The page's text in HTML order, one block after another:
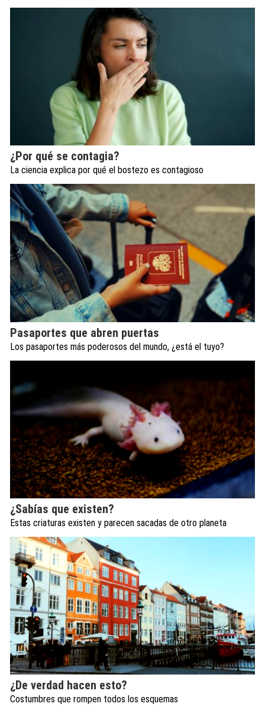
¿Por qué se contagia?
La ciencia explica por qué el bostezo es contagioso
Pasaportes que abren puertas
Los pasaportes más poderosos del mundo, ¿está el tuyo?
¿Sabías que existen?
Estas criaturas existen y parecen sacadas de otro planeta
¿De verdad hacen esto?
Costumbres que rompen todos los esquemas